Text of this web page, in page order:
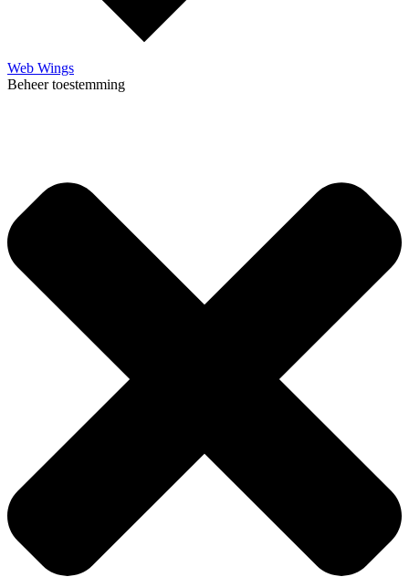
Web Wings
Beheer toestemming